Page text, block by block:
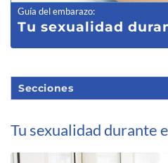
Guía del embarazo:
Tu sexualidad
Secciones
Tu sexualidad durante